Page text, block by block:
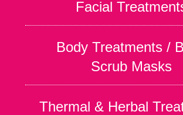
Facial
Body Treatments /
Scrub Masks
Thermal & Herbal